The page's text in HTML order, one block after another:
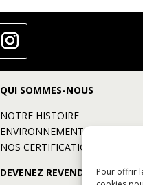
Pour offrir
QUI SOMMES-NOUS
NOTRE HISTOIRE
ENVIRONNEMENT
NOS CERTIFICATIONS
DEVENEZ REVENDEUR